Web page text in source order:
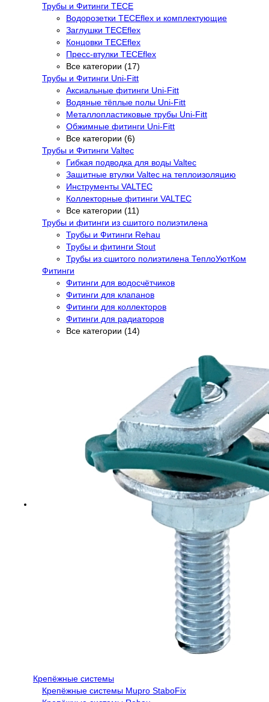
Трубы и Фитинги TECE
Водорозетки TECEflex и комплектующие
Заглушки TECEflex
Концовки TECEflex
Пресс-втулки TECEflex
Все категории (17)
Трубы и Фитинги Uni-Fitt
Аксиальные фитинги Uni-Fitt
Водяные тёплые полы Uni-Fitt
Металлопластиковые трубы Uni-Fitt
Обжимные фитинги Uni-Fitt
Все категории (6)
Трубы и Фитинги Valtec
Гибкая подводка для воды Valtec
Защитные втулки Valtec на теплоизоляцию
Инструменты VALTEC
Коллекторные фитинги VALTEC
Все категории (11)
Трубы и фитинги из сшитого полиэтилена
Трубы и Фитинги Rehau
Трубы и фитинги Stout
Трубы из сшитого полиэтилена ТеплоУютКом
Фитинги
Фитинги для водосчётчиков
Фитинги для клапанов
Фитинги для коллекторов
Фитинги для радиаторов
Все категории (14)
Крепёжные системы
Крепёжные системы Mupro StaboFix